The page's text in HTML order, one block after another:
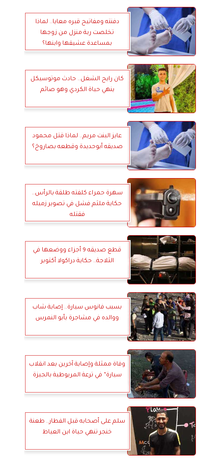
دفنته ومفاتيح قبره معايا.. لماذا
تخلصت ربة منزل من زوجها
بمساعدة عشيقها وابنها؟
كان رايح الشغل.. حادث موتوسيكل
ينهي حياة الكردي وهو صائم
عايز البنت مريم.. لماذا قتل محمود
صديقه أبوحديدة وقطعه بصاروخ؟
سهرة حمراء كلفته طلقة بالرأس..
حكاية ملثم فشل في تصوير زميله
فقتله
قطع صديقه 9 أجزاء ووضعها في
الثلاجة.. حكاية دراكولا أكتوبر
بسبب فانوس سيارة.. إصابة شاب
ووالده في مشاجرة بأبو النمرس
وفاة ممثلة وإصابة آخرين بعد انقلاب
سيارة” في ترعة المريوطية بالجيزة
سلم على أصحابه قبل الفطار.. طعنة
خنجر تنهي حياة ابن العياط